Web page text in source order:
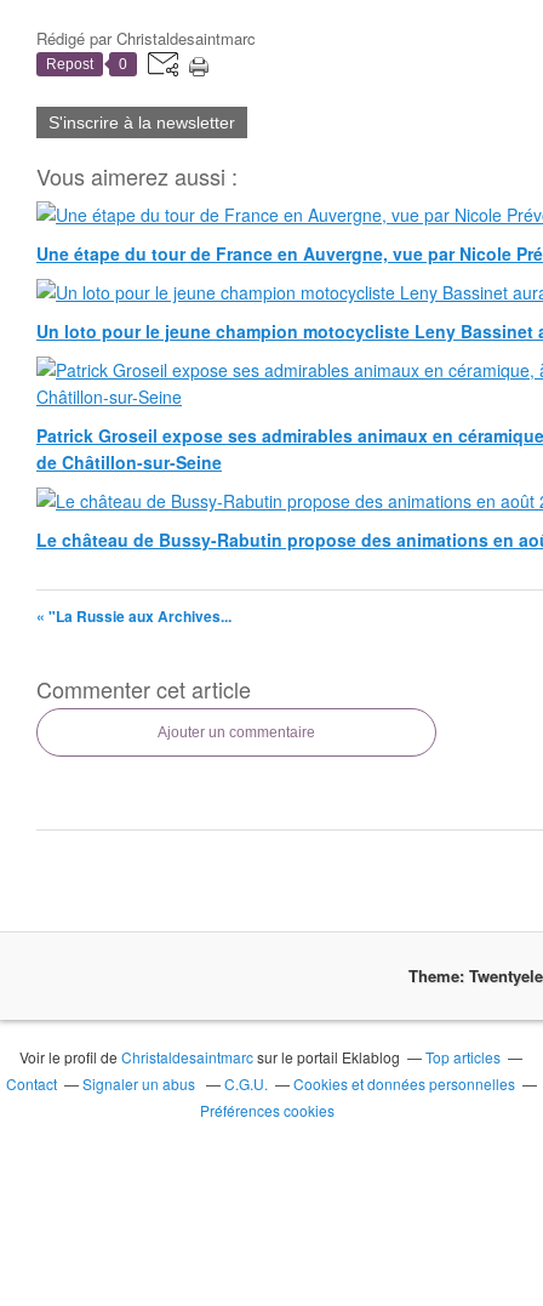
Rédigé parChristaldesaintmarc
Repost 0
S'inscrire à la newsletter
Vous aimerez aussi :
Une étape du tour de France en Auvergne, vue par Nicole
Un loto pour le jeune champion motocycliste Leny Bassinet
Patrick Groseil expose ses admirables animaux en
de Châtillon-sur-Seine
Le château de Bussy-Rabutin propose des animations en
« "La Russie aux Archives...
Commenter cet article
Ajouter un commentaire
Theme:
Voir le profil deChristaldesaintmarcsur le portail Eklablog
Top articles
Contact
Signaler un abus C.G.U.
Cookies et données personnelles
Préférences cookies